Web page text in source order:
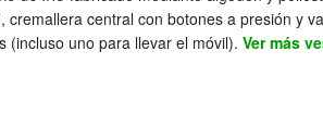
cremallera central con botones a presión y
(incluso uno para llevar el móvil). Ver más